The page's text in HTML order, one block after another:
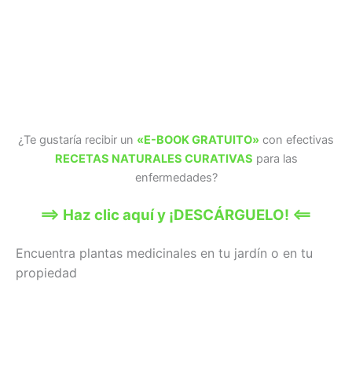
¿Te gustaría recibir un «E-BOOK GRATUITO» con efectivas
RECETAS NATURALES CURATIVAS para las
enfermedades?
==> Haz clic aquí y ¡DESCÁRGUELO! <==
Encuentra plantas medicinales en tu jardín o en tu
propiedad